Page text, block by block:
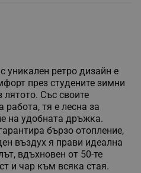
уникален ретро дизайн е
през студените зимни
Със своите
тя е лесна за
на удобната дръжка.
бързо отопление,
въздух я прави идеална
вдъхновен от 50-те
и чар към всяка стая.